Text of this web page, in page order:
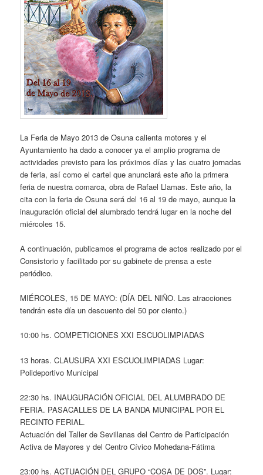
La Feria de Mayo 2013 de Osuna calienta motores y el
Ayuntamiento ha dado a conocer ya el amplio programa de
actividades previsto para los próximos días y las cuatro jornadas
de feria, así como el cartel que anunciará este año la primera
feria de nuestra comarca, obra de Rafael Llamas. Este año, la
cita con la feria de Osuna será del 16 al 19 de mayo, aunque la
inauguración oficial del alumbrado tendrá lugar en la noche del
miércoles 15.
A continuación, publicamos el programa de actos realizado por el
Consistorio y facilitado por su gabinete de prensa a este
periódico.
MIÉRCOLES, 15 DE MAYO: (DÍA DEL NIÑO. Las atracciones
tendrán este día un descuento del 50 por ciento.)
10:00 hs. COMPETICIONES XXI ESCUOLIMPIADAS
13 horas. CLAUSURA XXI ESCUOLIMPIADAS Lugar:
Polideportivo Municipal
22:30 hs. INAUGURACIÓN OFICIAL DEL ALUMBRADO DE
FERIA. PASACALLES DE LA BANDA MUNICIPAL POR EL
RECINTO FERIAL.
Actuación del Taller de Sevillanas del Centro de Participación
Activa de Mayores y del Centro Cívico Mohedana-Fátima
23:00 hs. ACTUACIÓN DEL GRUPO “COSA DE DOS”. Lugar: